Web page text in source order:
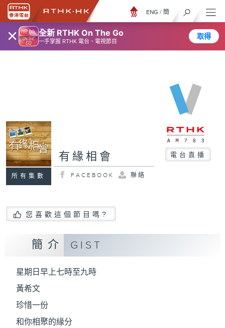
× 全新 RTHK On The Go
一手掌握 RTHK 電台、電視節目
取得
ENG / 簡
所有集數
有緣相會 電台直播
FACEBOOK 聯絡
您喜歡這個節目嗎?
簡介 GIST
星期日早上七時至九時
黃希文
珍惜一份
和你相聚的緣分